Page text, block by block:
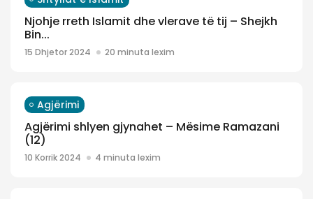
Njohje rreth Islamit dhe vlerave të tij – Shejkh
Bin...
15 Dhjetor 2024 20 minuta lexim
Agjërimi
Agjërimi shlyen gjynahet – Mësime Ramazani
(12)
10 Korrik 2024 4 minuta lexim